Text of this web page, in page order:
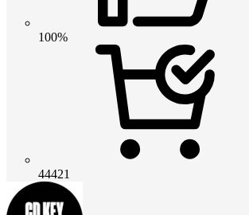
100%
44421